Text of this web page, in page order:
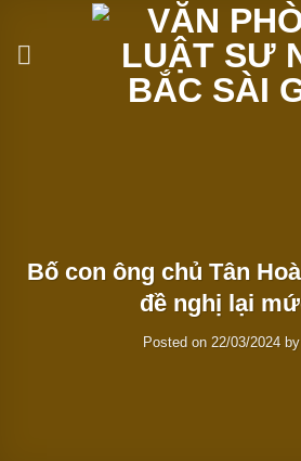
content
Bố con ông chủ Tân
đề nghị lại
Posted on 22/03/2024 by